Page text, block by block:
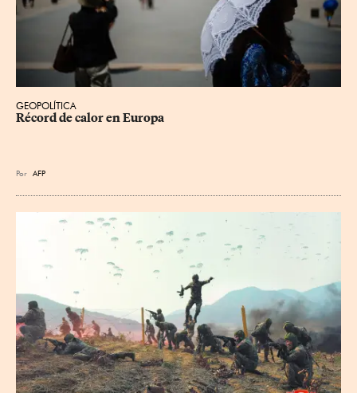
GEOPOLÍTICA
Récord de calor en Europa
Por AFP